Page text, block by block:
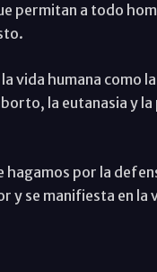
permitan a todo
vida humana como
la eutanasia y la
por la
y se manifiesta en la